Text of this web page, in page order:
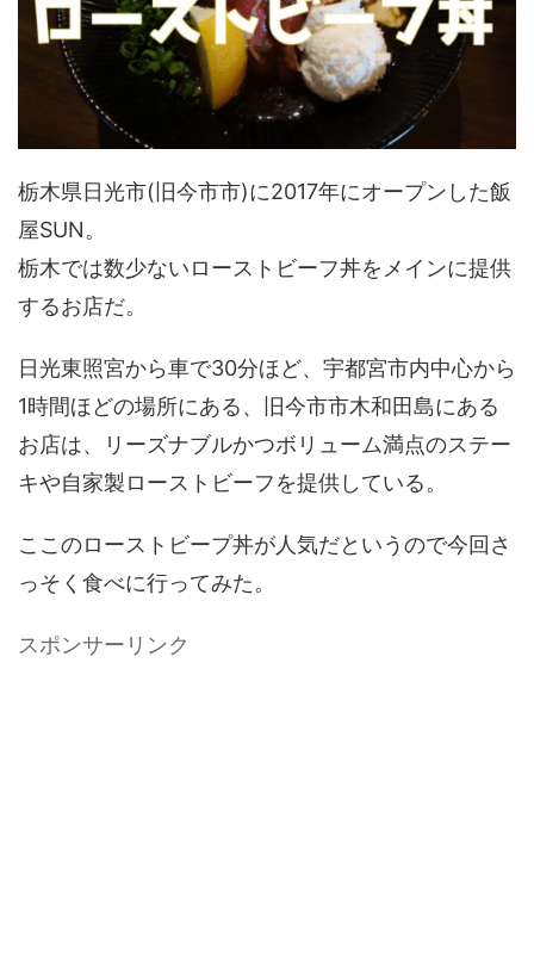
栃木県日光市(旧今市市)に2017年にオープンした飯
屋SUN。
栃木では数少ないローストビーフ丼をメインに提供
するお店だ。
日光東照宮から車で30分ほど、宇都宮市内中心から
1時間ほどの場所にある、旧今市市木和田島にある
お店は、リーズナブルかつボリューム満点のステー
キや自家製ローストビーフを提供している。
ここのローストビープ丼が人気だというので今回さ
っそく食べに行ってみた。
スポンサーリンク